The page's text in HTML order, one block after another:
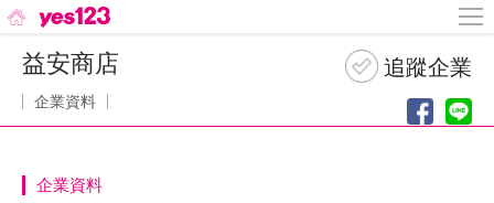
益安商店
企業資料
企業資料